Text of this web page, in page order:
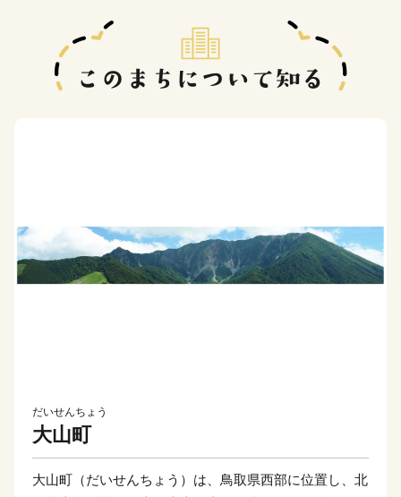
だいせんちょう
大山町
大山町（だいせんちょう）は、鳥取県西部に位置し、北